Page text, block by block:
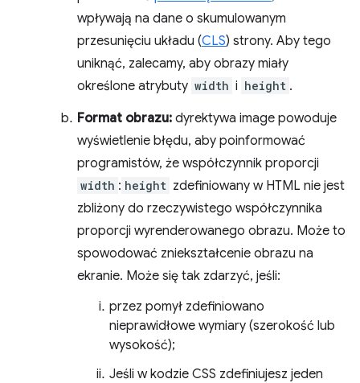
wpływają na dane o skumulowanym
przesunięciu układu (CLS) strony. Aby tego
uniknąć, zalecamy, aby obrazy miały
określone atrybuty width i height .
Format obrazu: dyrektywa image powoduje
wyświetlenie błędu, aby poinformować
programistów, że współczynnik proporcji
width : height zdefiniowany w HTML nie jest
zbliżony do rzeczywistego współczynnika
proporcji wyrenderowanego obrazu. Może to
spowodować zniekształcenie obrazu na
ekranie. Może się tak zdarzyć, jeśli:
przez pomył zdefiniowano
nieprawidłowe wymiary (szerokość lub
wysokość);
Jeśli w kodzie CSS zdefiniujesz jeden